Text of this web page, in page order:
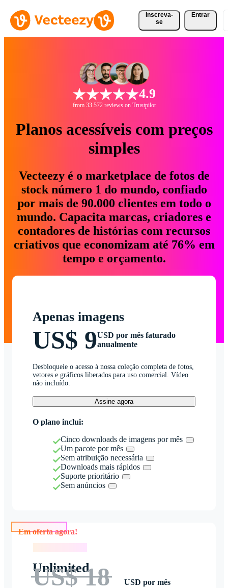
Inscreva-
se
Entrar
4.9
from 33.572 reviews on Trustpilot
Planos acessíveis com preços
simples
Vecteezy é o marketplace de fotos de
stock número 1 do mundo, confiado
por mais de 90.000 clientes em todo o
mundo. Capacita marcas, criadores e
contadores de histórias com recursos
criativos que economizam até 76% em
tempo e orçamento.
Apenas imagens
US$ 9USD por mês faturado
anualmente
Desbloqueie o acesso à nossa coleção completa de fotos,
vetores e gráficos liberados para uso comercial. Vídeo
não incluído.
Assine agora
O plano inclui:
Cinco downloads de imagens por mês
Um pacote por mês
Sem atribuição necessária
Downloads mais rápidos
Suporte prioritário
Sem anúncios
Unlimited
US$ 18
USD por mês